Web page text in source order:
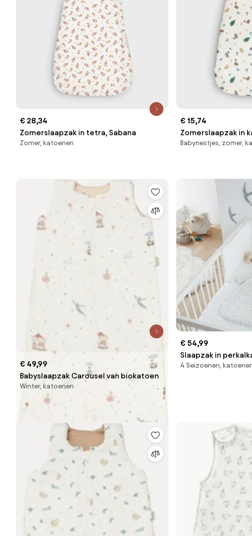
€ 28,34
Zomerslaapzak in tetra, Sabana
Zomer, katoenen
€ 15,74
Zomerslaapzak in
Babynestjes, zomer,
€ 49,99
Babyslaapzak Carousel van biokatoen
Winter, katoenen
€ 54,99
Slaapzak in
4 Seizoenen,